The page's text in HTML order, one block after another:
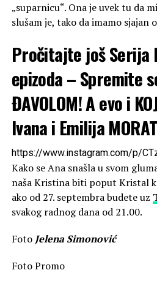
„suparnicu“. Ona je uvek tu da
slušam je, tako da imamo sjajan
Pročitajte jošSerija
epizoda – Spremite
ĐAVOLOM! A evo i
Ivana i Emilija
https://www.instagram.com/p/
Kako se Ana snašla u svom
naša Kristina biti poput Kristal
ako od 27. septembra budete uz
svakog radnog dana od 21.00.
Foto Jelena Simonović
Foto Promo